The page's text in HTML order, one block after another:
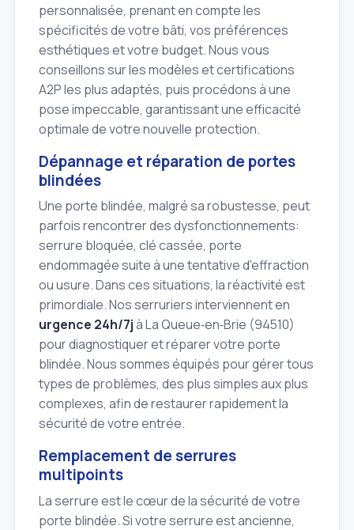
personnalisée, prenant en compte les
spécificités de votre bâti, vos préférences
esthétiques et votre budget. Nous vous
conseillons sur les modèles et certifications
A2P les plus adaptés, puis procédons à une
pose impeccable, garantissant une efficacité
optimale de votre nouvelle protection.
Dépannage et réparation de portes
blindées
Une porte blindée, malgré sa robustesse, peut
parfois rencontrer des dysfonctionnements:
serrure bloquée, clé cassée, porte
endommagée suite à une tentative d'effraction
ou usure. Dans ces situations, la réactivité est
primordiale. Nos serruriers interviennent en
urgence 24h/7jà La Queue‑en‑Brie (94510)
pour diagnostiquer et réparer votre porte
blindée. Nous sommes équipés pour gérer tous
types de problèmes, des plus simples aux plus
complexes, afin de restaurer rapidement la
sécurité de votre entrée.
Remplacement de serrures
multipoints
La serrure est le cœur de la sécurité de votre
porte blindée. Si votre serrure est ancienne,